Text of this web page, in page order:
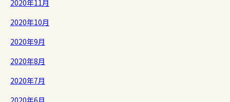
2020年11月
2020年10月
2020年9月
2020年8月
2020年7月
2020年6月